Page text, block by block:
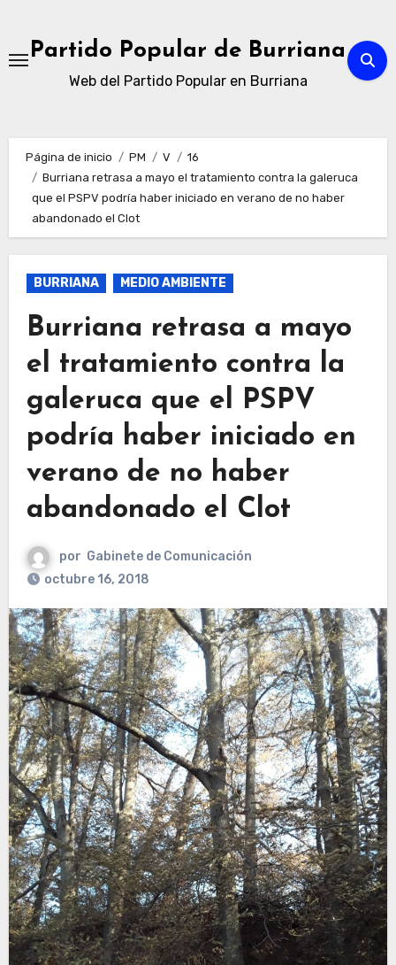
contenidoPartido Popular de Burriana
Web del Partido Popular en Burriana
Página de inicio PM V
16
Burriana retrasa a mayo el tratamiento contra la galeruca
que el PSPV podría haber iniciado en verano de no haber
abandonado el Clot
BURRIANA MEDIO AMBIENTE
Burriana retrasa a mayo
el tratamiento contra la
galeruca que el PSPV
podría haber iniciado en
verano de no haber
abandonado el Clot
por Gabinete de Comunicación
octubre 16, 2018